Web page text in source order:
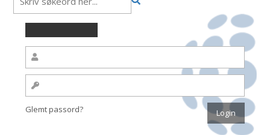
Glemt passord?